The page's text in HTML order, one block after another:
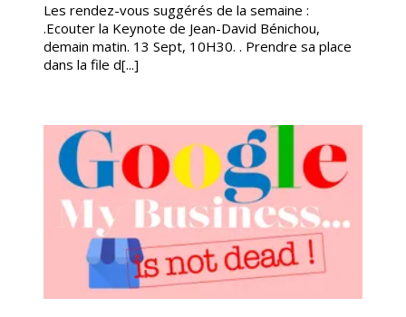
Les rendez-vous suggérés de la semaine :
.Ecouter la Keynote de Jean-David Bénichou,
demain matin. 13 Sept, 10H30. . Prendre sa place
dans la file d[...]